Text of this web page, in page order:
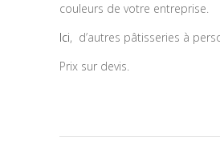
couleurs de votre entreprise.
Ici, d’autres pâtisseries à
Prix sur devis.